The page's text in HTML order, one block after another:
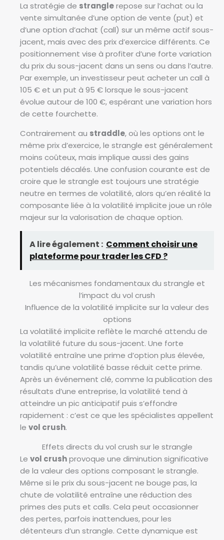
La stratégie de stranglerepose sur l’achat ou la
vente simultanée d’une option de vente (put) et
d’une option d’achat (call) sur un même actif sous-
jacent, mais avec des prix d’exercice différents. Ce
positionnement vise à profiter d’une forte variation
du prix du sous-jacent dans un sens ou dans l’autre.
Par exemple, un investisseur peut acheter un call à
105 € et un put à 95 € lorsque le sous-jacent
évolue autour de 100 €, espérant une variation hors
de cette fourchette.
Contrairement au straddle, où les options ont le
même prix d’exercice, le strangle est généralement
moins coûteux, mais implique aussi des gains
potentiels décalés. Une confusion courante est de
croire que le strangle est toujours une stratégie
neutre en termes de volatilité, alors qu’en réalité la
composante liée à la volatilité implicite joue un rôle
majeur sur la valorisation de chaque option.
A lire également : Comment choisir une
plateforme pour trader les CFD ?
Les mécanismes fondamentaux du strangle et
l’impact du vol crush
Influence de la volatilité implicite sur la valeur des
options
La volatilité implicite reflète le marché attendu de
la volatilité future du sous-jacent. Une forte
volatilité entraîne une prime d’option plus élevée,
tandis qu’une volatilité basse réduit cette prime.
Après un événement clé, comme la publication des
résultats d’une entreprise, la volatilité tend à
atteindre un pic anticipatif puis s’effondre
rapidement : c’est ce que les spécialistes appellent
le vol crush.
Effets directs du vol crush sur le strangle
Le vol crushprovoque une diminution significative
de la valeur des options composant le strangle.
Même si le prix du sous-jacent ne bouge pas, la
chute de volatilité entraîne une réduction des
primes des puts et calls. Cela peut occasionner
des pertes, parfois inattendues, pour les
détenteurs d’un strangle. Cette dynamique est